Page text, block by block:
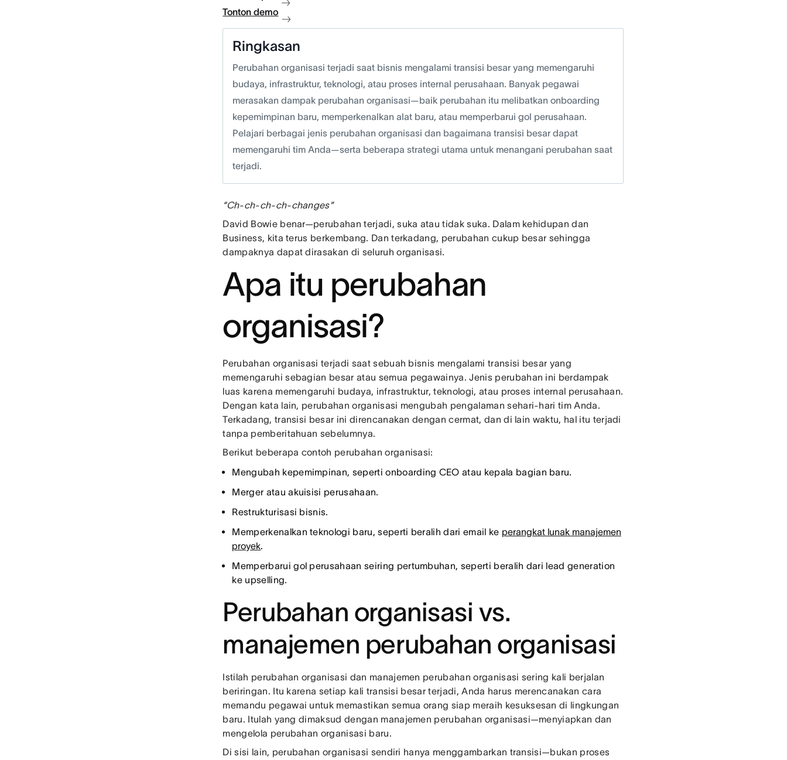
Tonton demo
Ringkasan
Perubahan organisasi terjadi saat bisnis mengalami transisi besar yang memengaruhi
budaya, infrastruktur, teknologi, atau proses internal perusahaan. Banyak pegawai
merasakan dampak perubahan organisasi—baik perubahan itu melibatkan onboarding
kepemimpinan baru, memperkenalkan alat baru, atau memperbarui gol perusahaan.
Pelajari berbagai jenis perubahan organisasi dan bagaimana transisi besar dapat
memengaruhi tim Anda—serta beberapa strategi utama untuk menangani perubahan saat
terjadi.
“Ch-ch-ch-ch-changes”
David Bowie benar—perubahan terjadi, suka atau tidak suka. Dalam kehidupan dan
Business, kita terus berkembang. Dan terkadang, perubahan cukup besar sehingga
dampaknya dapat dirasakan di seluruh organisasi.
Apa itu perubahan
organisasi?
Perubahan organisasi terjadi saat sebuah bisnis mengalami transisi besar yang
memengaruhi sebagian besar atau semua pegawainya. Jenis perubahan ini berdampak
luas karena memengaruhi budaya, infrastruktur, teknologi, atau proses internal perusahaan.
Dengan kata lain, perubahan organisasi mengubah pengalaman sehari-hari tim Anda.
Terkadang, transisi besar ini direncanakan dengan cermat, dan di lain waktu, hal itu terjadi
tanpa pemberitahuan sebelumnya.
Berikut beberapa contoh perubahan organisasi:
Mengubah kepemimpinan, seperti onboarding CEO atau kepala bagian baru.
Merger atau akuisisi perusahaan.
Restrukturisasi bisnis.
Memperkenalkan teknologi baru, seperti beralih dari email ke perangkat lunak manajemen
proyek.
Memperbarui gol perusahaan seiring pertumbuhan, seperti beralih dari lead generation
ke upselling.
Perubahan organisasi vs.
manajemen perubahan organisasi
Istilah perubahan organisasi dan manajemen perubahan organisasi sering kali berjalan
beriringan. Itu karena setiap kali transisi besar terjadi, Anda harus merencanakan cara
memandu pegawai untuk memastikan semua orang siap meraih kesuksesan di lingkungan
baru. Itulah yang dimaksud dengan manajemen perubahan organisasi—menyiapkan dan
mengelola perubahan organisasi baru.
Di sisi lain, perubahan organisasi sendiri hanya menggambarkan transisi—bukan proses